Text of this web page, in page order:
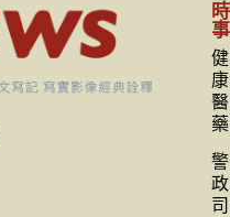
時
事
健
康
醫
藥
警
政
司